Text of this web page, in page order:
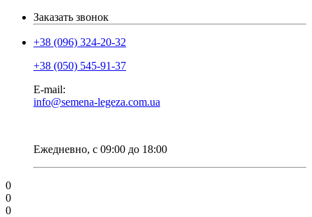
Заказать звонок
+38 (096) 324-20-32
+38 (050) 545-91-37
E-mail:
info@semena-legeza.com.ua
Ежедневно, с 09:00 до 18:00
0
0
0